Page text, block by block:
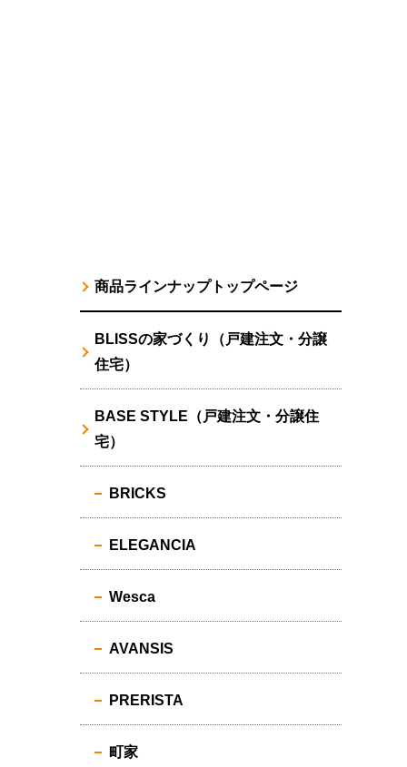
商品ラインナップトップページ
BLISSの家づくり（戸建注文・分譲
住宅）
BASE STYLE（戸建注文・分譲住
宅）
BRICKS
ELEGANCIA
Wesca
AVANSIS
PRERISTA
町家